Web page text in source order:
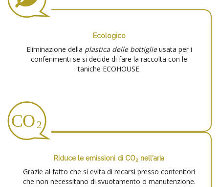
Ecologico
Eliminazione della plastica delle bottiglieusata per i
conferimenti se si decide di fare la raccolta con le
taniche ECOHOUSE.
Riduce le emissioni di CO2 nell'aria
Grazie al fatto che si evita di recarsi presso contenitori
che non necessitano di svuotamento o manutenzione.